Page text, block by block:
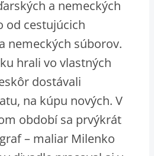
a nemeckých
od cestujúcich
nemeckých súborov.
hrali vo vlastných
dostávali
na kúpu nových. V
období sa prvýkrát
– maliar Milenko